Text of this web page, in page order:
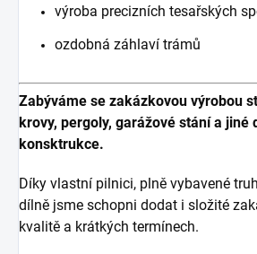
výroba precizních tesařských
ozdobná záhlaví trámů
Zabýváme se zakázkovou výrobou
krovy, pergoly, garážové stání a jiné
konsktrukce.
Díky vlastní pilnici, plně vybavené
dílně jsme schopni dodat i složité
kvalitě a krátkých termínech.